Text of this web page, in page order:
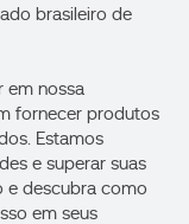
brasileiro de
em nossa
fornecer produtos
Estamos
e superar suas
e descubra como
em seus